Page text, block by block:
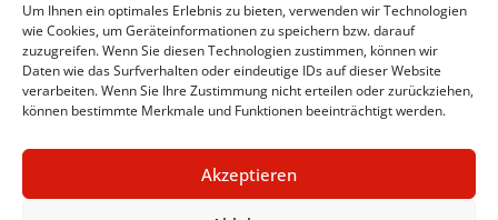
Um Ihnen ein optimales Erlebnis zu bieten, verwenden wir Technologien
wie Cookies, um Geräteinformationen zu speichern bzw. darauf
zuzugreifen. Wenn Sie diesen Technologien zustimmen, können wir
Daten wie das Surfverhalten oder eindeutige IDs auf dieser Website
verarbeiten. Wenn Sie Ihre Zustimmung nicht erteilen oder zurückziehen,
können bestimmte Merkmale und Funktionen beeinträchtigt werden.
Akzeptieren
Kontakt Zürich
Bewerbung Zürich
Stellenmeldung Zürich